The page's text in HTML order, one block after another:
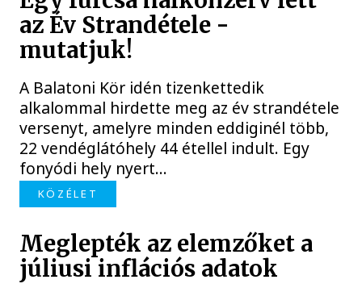
az Év Strandétele -
mutatjuk!
A Balatoni Kör idén tizenkettedik
alkalommal hirdette meg az év strandétele
versenyt, amelyre minden eddiginél több,
22 vendéglátóhely 44 étellel indult. Egy
fonyódi hely nyert...
KÖZÉLET
Meglepték az elemzőket a
júliusi inflációs adatok